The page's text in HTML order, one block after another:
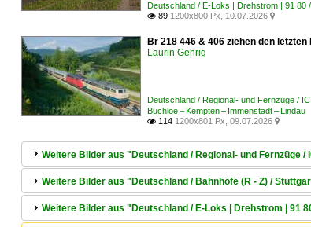
Deutschland / E-Loks | Drehstrom | 91
 89 1200x800 Px, 10.07.2026 
Br 218 446 & 406 ziehen den
Laurin Gehrig
Deutschland / Regional- und Fernzüge /
Buchloe – Kempten – Immenstadt – Lindau
 114 1200x801 Px, 09.07.2026 
Weitere Bilder aus "Deutschland / Regional- und Fernzüge
Weitere Bilder aus "Deutschland / Bahnhöfe (R - Z) /
Weitere Bilder aus "Deutschland / E-Loks | Drehstrom | 91